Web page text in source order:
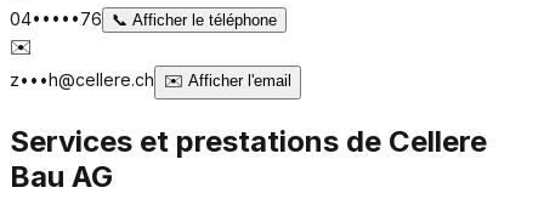
04•••••76 📞 Afficher le téléphone
✉️
z•••h@cellere.ch ✉️ Afficher l'email
Services et prestations de Cellere
Bau AG